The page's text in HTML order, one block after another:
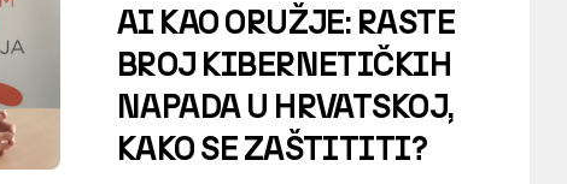
AI KAO ORUŽJE: RASTE
BROJ KIBERNETIČKIH
NAPADA U HRVATSKOJ,
KAKO SE ZAŠTITITI?